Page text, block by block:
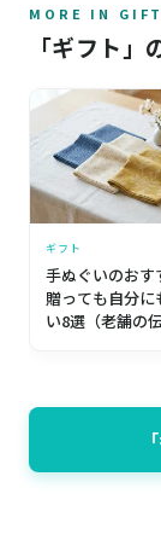
MORE IN GIFT
「ギフト」
ギフト
手ぬぐいのおす
贈っても自分に
い8選（老舗の